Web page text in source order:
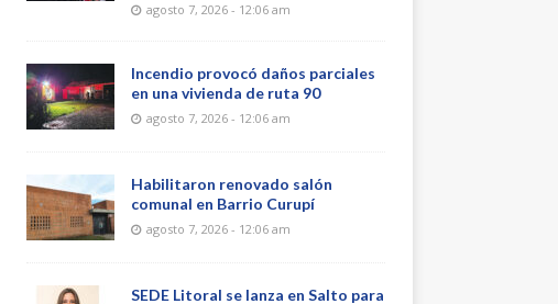
agosto 7, 2026 - 12:06 am
Incendio provocó daños parciales
en una vivienda de ruta 90
agosto 7, 2026 - 12:06 am
Habilitaron renovado salón
comunal en Barrio Curupí
agosto 7, 2026 - 12:06 am
SEDE Litoral se lanza en Salto para